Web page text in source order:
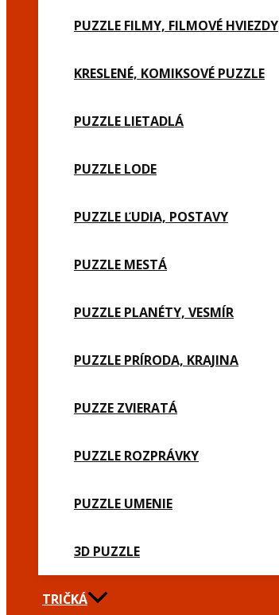
PUZZLE FILMY, FILMOVÉ HVIEZDY
KRESLENÉ, KOMIKSOVÉ PUZZLE
PUZZLE LIETADLÁ
PUZZLE LODE
PUZZLE ĽUDIA, POSTAVY
PUZZLE MESTÁ
PUZZLE PLANÉTY, VESMÍR
PUZZLE PRÍRODA, KRAJINA
PUZZE ZVIERATÁ
PUZZLE ROZPRÁVKY
PUZZLE UMENIE
3D PUZZLE
TRIČKÁ